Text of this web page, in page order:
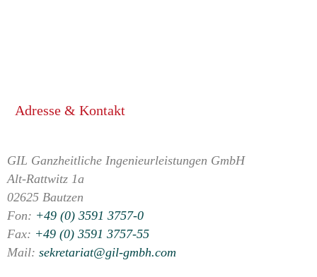
Adresse & Kontakt
GIL Ganzheitliche Ingenieurleistungen GmbH
Alt-Rattwitz 1a
02625 Bautzen
Fon: +49 (0) 3591 3757-0
Fax: +49 (0) 3591 3757-55
Mail: sekretariat@gil-gmbh.com